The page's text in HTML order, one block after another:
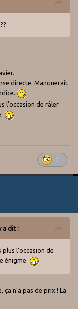
directe. Manquerait
l'occasion de râler
1
a dit :
plus l'occasion de
énigme.
ça n'a pas de prix ! La